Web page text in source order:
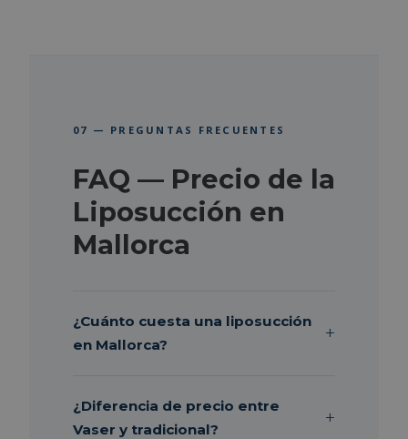
07 — PREGUNTAS FRECUENTES
FAQ — Precio de la
Liposucción en
Mallorca
¿Cuánto cuesta una liposucción
en Mallorca?
¿Diferencia de precio entre
Vaser y tradicional?